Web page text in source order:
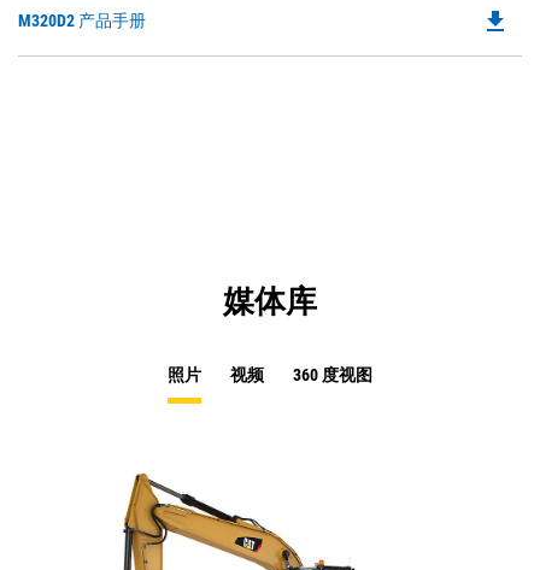
M320D2 产品手册 file_download
媒体库
照片 视频 360 度视图